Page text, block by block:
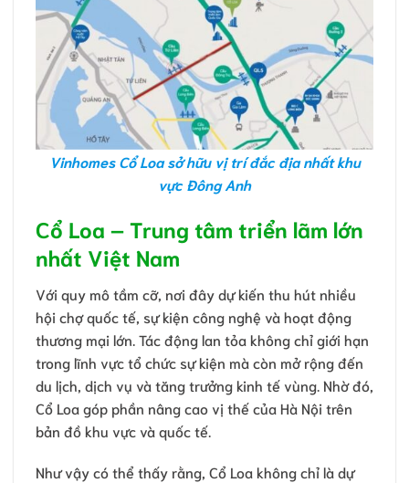
Vinhomes Cổ Loa sở hữu vị trí đắc địa nhất khu
vực Đông Anh
Cổ Loa – Trung tâm triển lãm lớn
nhất Việt Nam
Với quy mô tầm cỡ, nơi đây dự kiến thu hút nhiều
hội chợ quốc tế, sự kiện công nghệ và hoạt động
thương mại lớn. Tác động lan tỏa không chỉ giới hạn
trong lĩnh vực tổ chức sự kiện mà còn mở rộng đến
du lịch, dịch vụ và tăng trưởng kinh tế vùng. Nhờ đó,
Cổ Loa góp phần nâng cao vị thế của Hà Nội trên
bản đồ khu vực và quốc tế.
Như vậy có thể thấy rằng, Cổ Loa không chỉ là dự